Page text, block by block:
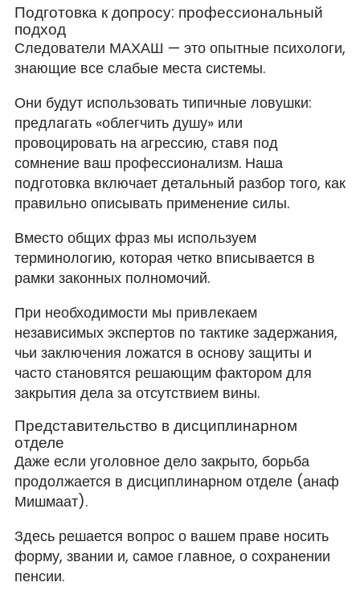
Подготовка к допросу: профессиональный
подход
Следователи МАХАШ — это опытные психологи,
знающие все слабые места системы.
Они будут использовать типичные ловушки:
предлагать «облегчить душу» или
провоцировать на агрессию, ставя под
сомнение ваш профессионализм. Наша
подготовка включает детальный разбор того, как
правильно описывать применение силы.
Вместо общих фраз мы используем
терминологию, которая четко вписывается в
рамки законных полномочий.
При необходимости мы привлекаем
независимых экспертов по тактике задержания,
чьи заключения ложатся в основу защиты и
часто становятся решающим фактором для
закрытия дела за отсутствием вины.
Представительство в дисциплинарном
отделе
Даже если уголовное дело закрыто, борьба
продолжается в дисциплинарном отделе (анаф
Мишмаат).
Здесь решается вопрос о вашем праве носить
форму, звании и, самое главное, о сохранении
пенсии.